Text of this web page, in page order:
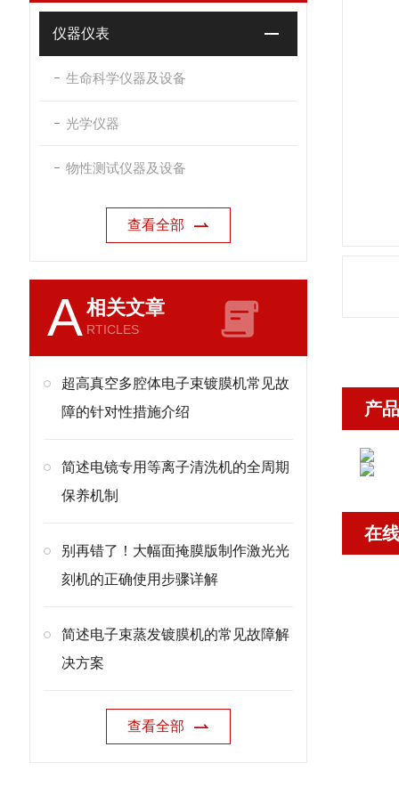
仪器仪表
生命科学仪器及设备
光学仪器
物性测试仪器及设备
查看全部
A相关文章
RTICLES
超高真空多腔体电子束镀膜机常见故
障的针对性措施介绍
简述电镜专用等离子清洗机的全周期
保养机制
别再错了！大幅面掩膜版制作激光光
刻机的正确使用步骤详解
简述电子束蒸发镀膜机的常见故障解
决方案
查看全部
产
在